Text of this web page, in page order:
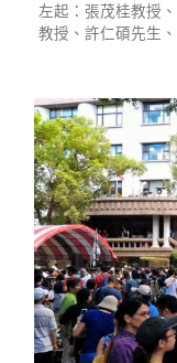
左起：張茂桂教授
教授、許仁碩先生